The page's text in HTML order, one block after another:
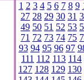
1 2 3 4 5 6 7 8 9
27 28 29 30 31
49 50 51 52 53
71 72 73 74 75
93 94 95 96 97
111 112 113 114
127 128 129 130